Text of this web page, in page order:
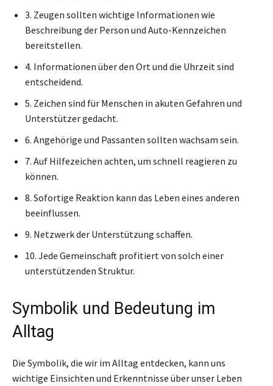
3. Zeugen sollten wichtige Informationen wie
Beschreibung der Person und Auto-Kennzeichen
bereitstellen.
4. Informationen über den Ort und die Uhrzeit sind
entscheidend.
5. Zeichen sind für Menschen in akuten Gefahren und
Unterstützer gedacht.
6. Angehörige und Passanten sollten wachsam sein.
7. Auf Hilfezeichen achten, um schnell reagieren zu
können.
8. Sofortige Reaktion kann das Leben eines anderen
beeinflussen.
9. Netzwerk der Unterstützung schaffen.
10. Jede Gemeinschaft profitiert von solch einer
unterstützenden Struktur.
Symbolik und Bedeutung im
Alltag
Die Symbolik, die wir im Alltag entdecken, kann uns
wichtige Einsichten und Erkenntnisse über unser Leben